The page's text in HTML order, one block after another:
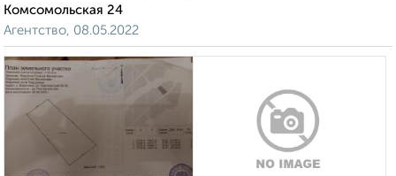
Комсомольская 24
Агентство, 08.05.2022